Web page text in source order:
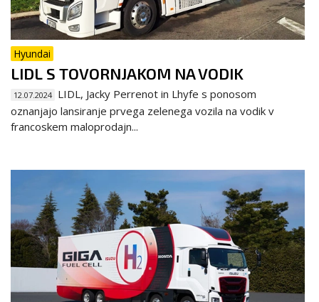
Hyundai
LIDL S TOVORNJAKOM NA VODIK
12.07.2024 LIDL, Jacky Perrenot in Lhyfe s ponosom
oznanjajo lansiranje prvega zelenega vozila na vodik v
francoskem maloprodajn...